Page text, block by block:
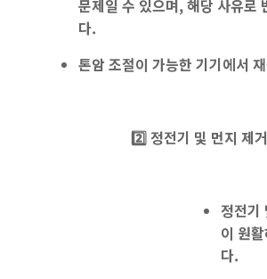
문제일 수 있으며, 해당 사유로
다.
톤암 조절이 가능한 기기에서
2️⃣ 정전기 및 먼지 제거
정전기
이 원
다.